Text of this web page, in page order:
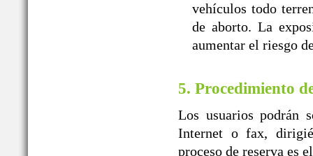
vehículos todo
de aborto. La
aumentar el riesgo
5. Procedimiento
Los usuarios podrán
Internet o fax,
proceso de reserva es